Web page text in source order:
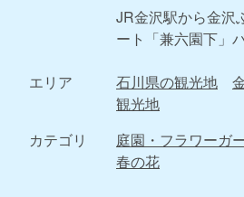
JR金沢駅から金沢
ート「兼六園下」
エリア 石川県の観光地
観光地
カテゴリ
庭園・フラワーガ
春の花